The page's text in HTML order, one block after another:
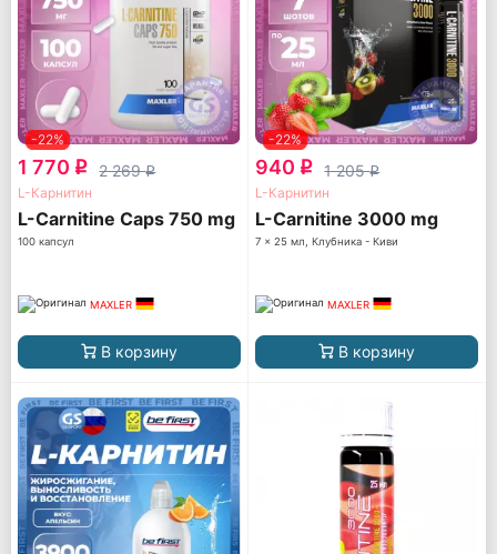
-22%
1 770 q 2 269q
L-Карнитин
L-Carnitine Caps 750 mg
100 капсул
MAXLER
В корзину
-22%
940 q 1 205q
L-Карнитин
L-Carnitine 3000 mg
7 x 25 мл, Клубника - Киви
MAXLER
В корзину